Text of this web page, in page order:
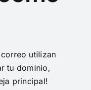
utilizan
tu dominio,
principal!